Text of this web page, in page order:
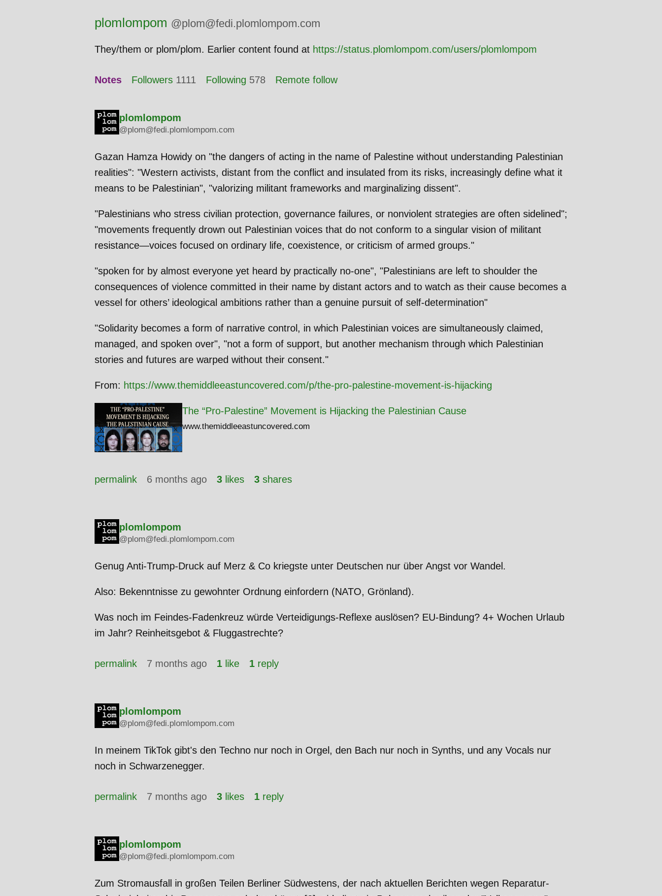
plomlompom @plom@fedi.plomlompom.com
They/them or plom/plom. Earlier content found at https://status.plomlompom.com/users/plomlompom
Notes Followers 1111 Following 578 Remote follow
plomlompom
@plom@fedi.plomlompom.com
Gazan Hamza Howidy on "the dangers of acting in the name of Palestine without understanding Palestinian
realities": "Western activists, distant from the conflict and insulated from its risks, increasingly define what it
means to be Palestinian", "valorizing militant frameworks and marginalizing dissent".
"Palestinians who stress civilian protection, governance failures, or nonviolent strategies are often sidelined";
"movements frequently drown out Palestinian voices that do not conform to a singular vision of militant
resistance—voices focused on ordinary life, coexistence, or criticism of armed groups."
"spoken for by almost everyone yet heard by practically no-one", "Palestinians are left to shoulder the
consequences of violence committed in their name by distant actors and to watch as their cause becomes a
vessel for others’ ideological ambitions rather than a genuine pursuit of self-determination"
"Solidarity becomes a form of narrative control, in which Palestinian voices are simultaneously claimed,
managed, and spoken over", "not a form of support, but another mechanism through which Palestinian
stories and futures are warped without their consent."
From: https://www.themiddleeastuncovered.com/p/the-pro-palestine-movement-is-hijacking
The “Pro-Palestine” Movement is Hijacking the Palestinian Cause
www.themiddleeastuncovered.com
permalink 6 months ago 3 likes 3 shares
plomlompom
@plom@fedi.plomlompom.com
Genug Anti-Trump-Druck auf Merz & Co kriegste unter Deutschen nur über Angst vor Wandel.
Also: Bekenntnisse zu gewohnter Ordnung einfordern (NATO, Grönland).
Was noch im Feindes-Fadenkreuz würde Verteidigungs-Reflexe auslösen? EU-Bindung? 4+ Wochen Urlaub
im Jahr? Reinheitsgebot & Fluggastrechte?
permalink 7 months ago 1 like 1 reply
plomlompom
@plom@fedi.plomlompom.com
In meinem TikTok gibt's den Techno nur noch in Orgel, den Bach nur noch in Synths, und any Vocals nur
noch in Schwarzenegger.
permalink 7 months ago 3 likes 1 reply
plomlompom
@plom@fedi.plomlompom.com
Zum Stromausfall in großen Teilen Berliner Südwestens, der nach aktuellen Berichten wegen Reparatur-